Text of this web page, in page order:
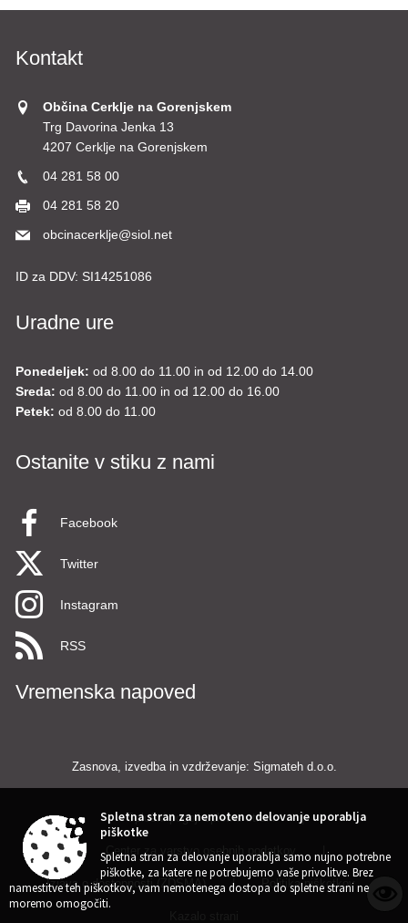
Kontakt
Občina Cerklje na Gorenjskem
Trg Davorina Jenka 13
4207 Cerklje na Gorenjskem
04 281 58 00
04 281 58 20
obcinacerklje@siol.net
ID za DDV: SI14251086
Uradne ure
Ponedeljek: od 8.00 do 11.00 in od 12.00 do 14.00
Sreda: od 8.00 do 11.00 in od 12.00 do 16.00
Petek: od 8.00 do 11.00
Ostanite v stiku z nami
Facebook
Twitter
Instagram
RSS
Vremenska napoved
Zasnova, izvedba in vzdrževanje: Sigmateh d.o.o.
Splošni pogoji spletne strani |
Center za varstvo osebnih podatkov
Izjava o dostopnosti (ZDSMA) | Politika piškotkov
Spletna stran za nemoteno delovanje uporablja
piškotke
Spletna stran za delovanje uporablja samo nujno potrebne
piškotke, za katere ne potrebujemo vaše privolitve. Brez
namestitve teh piškotkov, vam nemotenega dostopa do spletne strani ne
moremo omogočiti.